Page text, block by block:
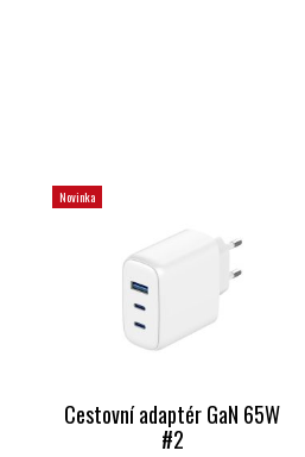
Novinka
Cestovní adaptér GaN 65W
#2